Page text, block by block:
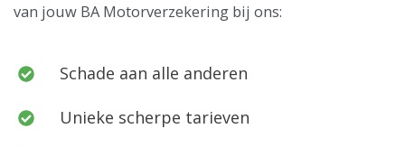
van jouw BA Motorverzekering bij ons:
Schade aan alle anderen
Unieke scherpe tarieven